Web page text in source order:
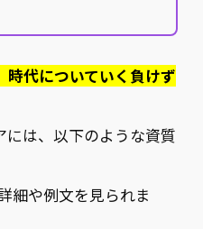
代についていく負けず
には、以下のような資質
細や例文を見られま